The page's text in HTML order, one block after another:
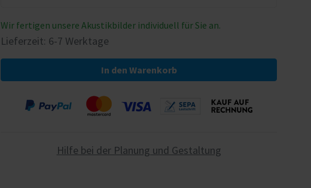
Wir fertigen unsere Akustikbilder individuell für Sie an.
Lieferzeit: 6-7 Werktage
In den Warenkorb
Hilfe bei der Planung und Gestaltung